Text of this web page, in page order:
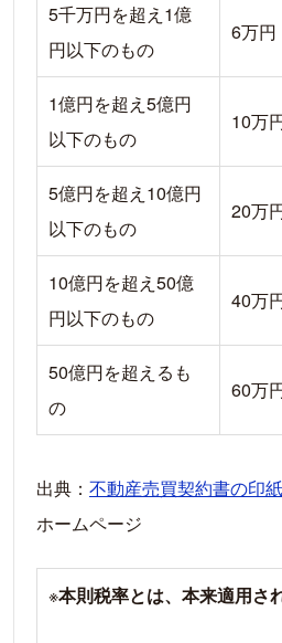
5千万円を超え1億
円以下のもの
6万円
1億円を超え5億円
以下のもの
10万
5億円を超え10億円
以下のもの
20万
10億円を超え50億
円以下のもの
40万
50億円を超えるも
の
60万
出典： 不動産売買契約書の印
ホームページ
※本則税率とは、本来適用さ